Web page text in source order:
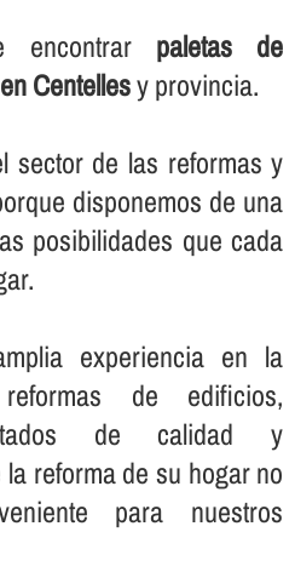
encontrar paletas de
Centellesy provincia.
sector de las reformas y
disponemos de una
posibilidades que cada
experiencia en la
de edificios,
de calidad y
reforma de su hogar no
para nuestros